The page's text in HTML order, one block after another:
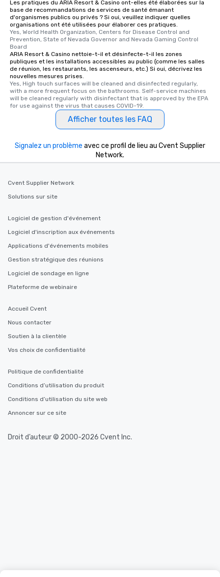
Les pratiques du ARIA Resort & Casino ont-elles été élaborées sur la
base de recommandations de services de santé émanant
d'organismes publics ou privés ? Si oui, veuillez indiquer quelles
organisations ont été utilisées pour élaborer ces pratiques.
Yes, World Health Organization, Centers for Disease Control and
Prevention, State of Nevada Governor and Nevada Gaming Control
Board
ARIA Resort & Casino nettoie-t-il et désinfecte-t-il les zones
publiques et les installations accessibles au public (comme les salles
de réunion, les restaurants, les ascenseurs, etc.) Si oui, décrivez les
nouvelles mesures prises.
Yes, High touch surfaces will be cleaned and disinfected regularly,
with a more frequent focus on the bathrooms. Self-service machines
will be cleaned regularly with disinfectant that is approved by the EPA
for use against the virus that causes COVID-19.
Afficher toutes les FAQ
Signalez un problème avec ce profil de lieu au Cvent Supplier
Network.
Cvent Supplier Network
Solutions sur site
Logiciel de gestion d'événement
Logiciel d'inscription aux événements
Applications d'événements mobiles
Gestion stratégique des réunions
Logiciel de sondage en ligne
Plateforme de webinaire
Accueil Cvent
Nous contacter
Soutien à la clientèle
Vos choix de confidentialité
Politique de confidentialité
Conditions d’utilisation du produit
Conditions d’utilisation du site web
Annoncer sur ce site
Droit d’auteur © 2000-2026 Cvent Inc.